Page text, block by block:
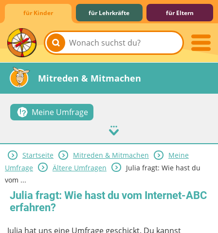
für Kinder für Lehrkräfte für Eltern
Lernen & Schule
Hobby & Freizeit
Spiel & Spaß
Mitreden & Mitmachen
Meine Umfrage
Startseite Mitreden & Mitmachen
Meine
Umfrage
Ältere Umfragen
Julia fragt: Wie hast du
vom ...
Julia fragt: Wie hast du vom Internet-ABC
erfahren?
Julia hat uns eine Umfrage geschickt. Du kannst